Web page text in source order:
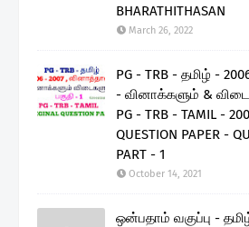
BHARATHITHASAN
March 26, 2022
PG - TRB - தமிழ் -
- வினாக்களும் &
PG - TRB - TAMIL -
QUESTION PAPER -
PART - 1
October 14, 2021
ஒன்பதாம் வகுப்பு -